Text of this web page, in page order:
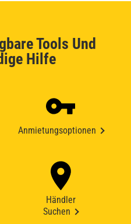
Tools Und
Hilfe
Anmietungsoptionen
Händler
Suchen